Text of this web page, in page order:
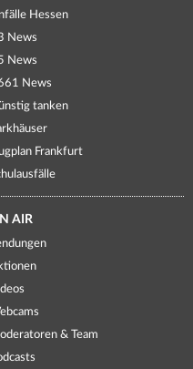
Hessen
News
News
News
tanken
Frankfurt
AIR
& Team